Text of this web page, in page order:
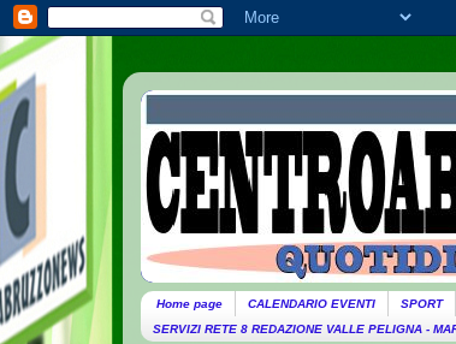
Home page CALENDARIO EVENTI SPORT
SERVIZI RETE 8 REDAZIONE VALLE PELIGNA -